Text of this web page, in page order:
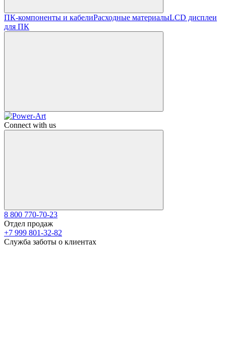
ПК-компоненты и кабелиРасходные материалыLCD дисплеи
для ПК
Connect with us
8 800 770-70-23
Отдел продаж
+7 999 801-32-82
Служба заботы о клиентах